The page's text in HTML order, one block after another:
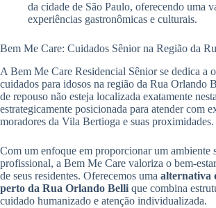
da cidade de São Paulo, oferecendo uma
experiências gastronômicas e culturais.
Bem Me Care: Cuidados Sênior na Região da
A Bem Me Care Residencial Sênior se dedica a
cuidados para idosos na região da Rua Orlando
de repouso não esteja localizada exatamente
estrategicamente posicionada para atender com
moradores da Vila Bertioga e suas proximidades.
Com um enfoque em proporcionar um ambiente
profissional, a Bem Me Care valoriza o bem-
de seus residentes. Oferecemos uma alternativa
perto da Rua Orlando Belli que combina
cuidado humanizado e atenção individualizada.